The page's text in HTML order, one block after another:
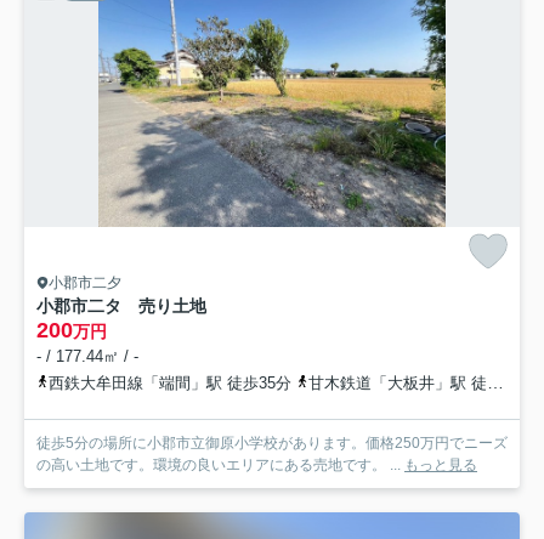
小郡市二夕
小郡市二タ 売り土地
200万円
- / 177.44㎡ / -
西鉄大牟田線「端間」駅 徒歩35分
甘木鉄道「大板井」駅 徒歩40分
徒歩5分の場所に小郡市立御原小学校があります。価格250万円でニーズ
の高い土地です。環境の良いエリアにある売地です。 ... もっと見る